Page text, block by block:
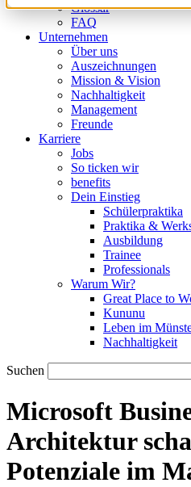
Glossar
FAQ
Unternehmen
Über uns
Auszeichnungen
Mission & Vision
Nachhaltigkeit
Management
Freunde
Karriere
Jobs
So ticken wir
benefits
Dein Einstieg
Schülerpraktika
Praktika &
Ausbildung
Trainee
Professionals
Warum Wir?
Great Place to
Kununu
Leben im
Nachhaltigkeit
Suchen
Microsoft
Architektur
Potenziale im